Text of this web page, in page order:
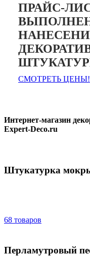
ПРАЙС-
СМОТРЕТЬ ЦЕНЫ!
Интернет-магазин
Expert-Deco.ru
Штукатурка
68 товаров
Перламутровый